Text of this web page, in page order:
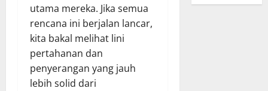
utama mereka. Jika semua
rencana ini berjalan lancar,
kita bakal melihat lini
pertahanan dan
penyerangan yang jauh
lebih solid dari